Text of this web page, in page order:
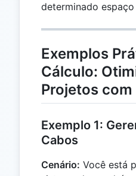
determinado
Exemplos
Cálculo:
Projetos com
Exemplo 1:
Cabos
Cenário: Você está